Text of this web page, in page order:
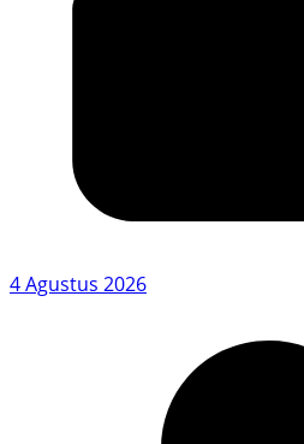
4 Agustus 2026